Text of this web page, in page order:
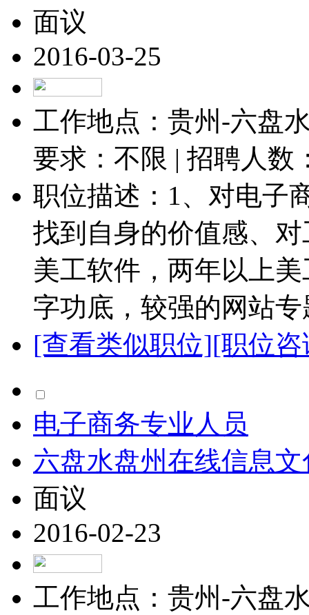
面议
2016-03-25
工作地点：贵州-六盘
要求：不限 | 招聘人数
职位描述：1、对电子
找到自身的价值感、
美工软件，两年以上
字功底，较强的网站
[查看类似职位][职位
电子商务专业人员
六盘水盘州在线信息
面议
2016-02-23
工作地点：贵州-六盘